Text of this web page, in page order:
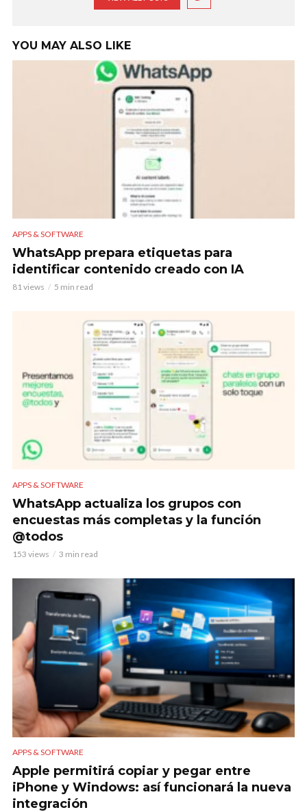
YOU MAY ALSO LIKE
APPS & SOFTWARE
WhatsApp prepara etiquetas para
identificar contenido creado con IA
81 views 5 min read
APPS & SOFTWARE
WhatsApp actualiza los grupos con
encuestas más completas y la función
@todos
153 views 3 min read
APPS & SOFTWARE
Apple permitirá copiar y pegar entre
iPhone y Windows: así funcionará la nueva
integración